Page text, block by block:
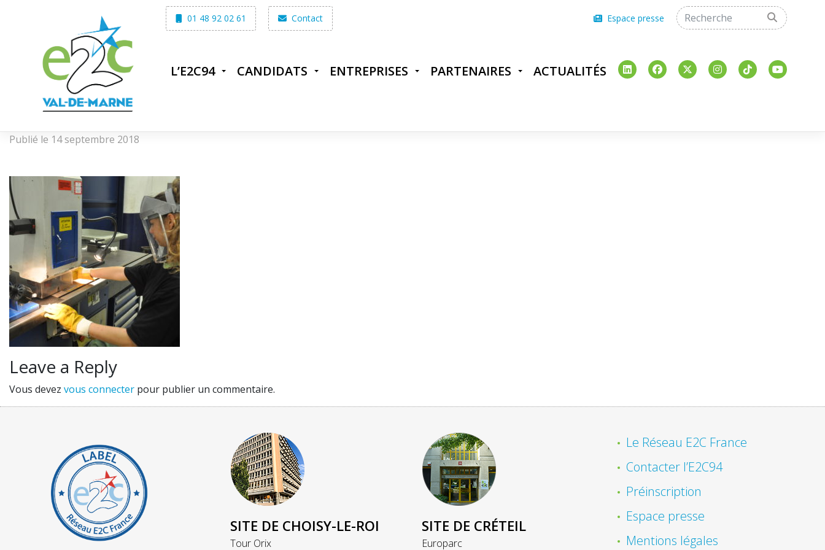
01 48 92 02 61 Contact Espace presse
L’E2C94 CANDIDATS ENTREPRISES PARTENAIRES ACTUALITÉS
Publié le 14 septembre 2018
Leave a Reply
Vous devez vous connecter pour publier un commentaire.
SITE DE CHOISY-LE-ROI
Tour Orix
SITE DE CRÉTEIL
Europarc
Le Réseau E2C France
Contacter l’E2C94
Préinscription
Espace presse
Mentions légales